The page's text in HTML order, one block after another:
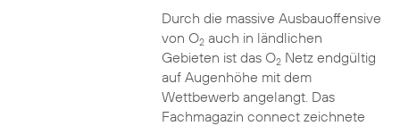
Durch die massive Ausbauoffensive
von O2auch in ländlichen
Gebieten ist das O2Netz endgültig
auf Augenhöhe mit dem
Wettbewerb angelangt. Das
Fachmagazin connect zeichnete